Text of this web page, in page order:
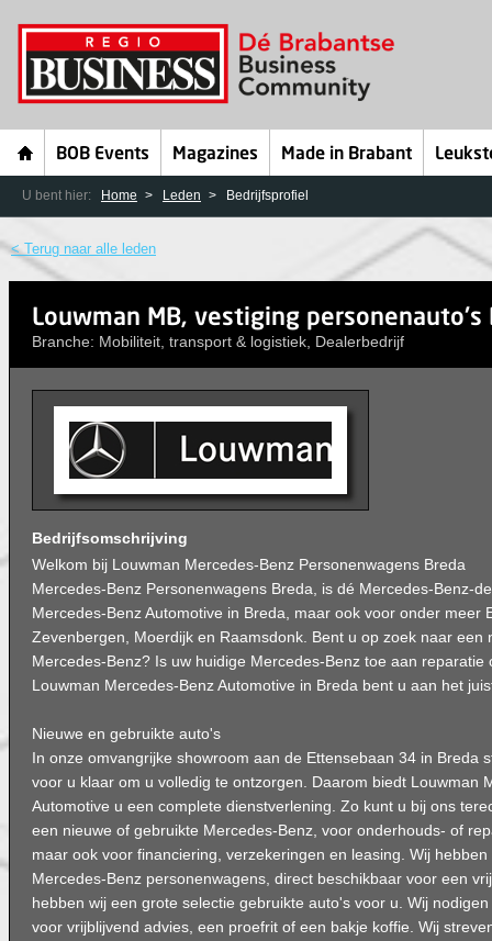
BOB Events Magazines Made in Brabant
U bent hier: Home Leden Bedrijfsprofiel
< Terug naar alle leden
Louwman MB, vestiging personenauto's
Branche: Mobiliteit, transport & logistiek, Dealerbedrijf
Bedrijfsomschrijving
Welkom bij Louwman Mercedes-Benz Personenwagens Breda
Mercedes-Benz Personenwagens Breda, is dé Mercedes-Benz-
Mercedes-Benz Automotive in Breda, maar ook voor onder meer
Zevenbergen, Moerdijk en Raamsdonk. Bent u op zoek naar een
Mercedes-Benz? Is uw huidige Mercedes-Benz toe aan reparatie
Louwman Mercedes-Benz Automotive in Breda bent u aan het
Nieuwe en gebruikte auto's
In onze omvangrijke showroom aan de Ettensebaan 34 in Breda
voor u klaar om u volledig te ontzorgen. Daarom biedt Louwman
Automotive u een complete dienstverlening. Zo kunt u bij ons
een nieuwe of gebruikte Mercedes-Benz, voor onderhouds- of
maar ook voor financiering, verzekeringen en leasing. Wij
Mercedes-Benz personenwagens, direct beschikbaar voor een
hebben wij een grote selectie gebruikte auto's voor u. Wij
voor vrijblijvend advies, een proefrit of een bakje koffie. Wij